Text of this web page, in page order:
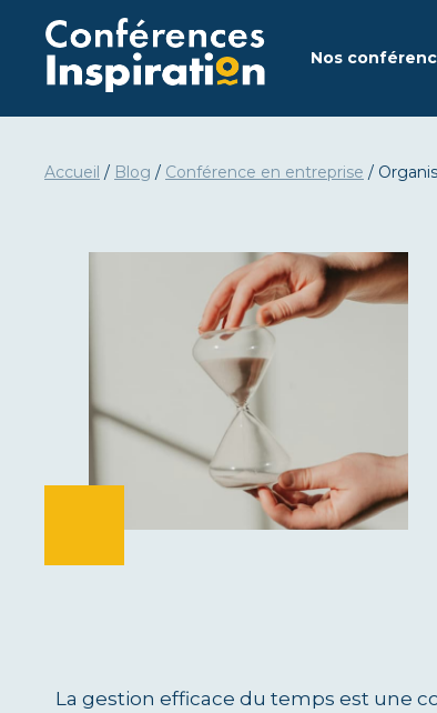
contenu
Nos
Accueil / Blog / Conférence en entreprise /
La gestion efficace du temps est une